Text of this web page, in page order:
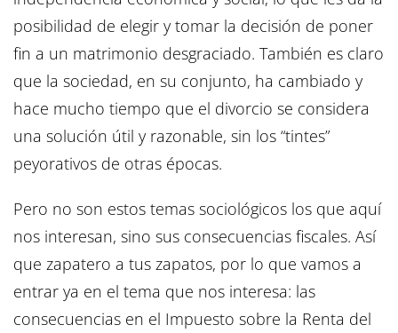
posibilidad de elegir y tomar la decisión de poner
fin a un matrimonio desgraciado. También es claro
que la sociedad, en su conjunto, ha cambiado y
hace mucho tiempo que el divorcio se considera
una solución útil y razonable, sin los “tintes”
peyorativos de otras épocas.
Pero no son estos temas sociológicos los que aquí
nos interesan, sino sus consecuencias fiscales. Así
que zapatero a tus zapatos, por lo que vamos a
entrar ya en el tema que nos interesa: las
consecuencias en el Impuesto sobre la Renta del